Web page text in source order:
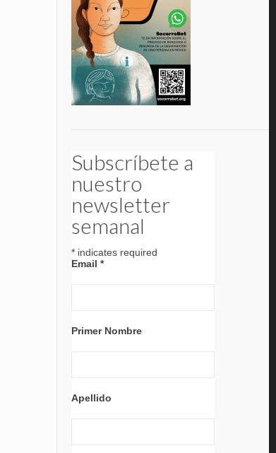
Subscríbete a
nuestro
newsletter
semanal
* indicates required
Email *
Primer Nombre
Apellido